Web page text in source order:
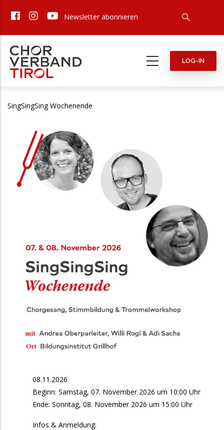
zum
Newsletter abonnieren
LOG-IN
SingSingSing Wochenende
08.11.2026
Beginn: Samstag, 07. November 2026 um 10:00 Uhr
Ende: Sonntag, 08. November 2026 um 15:00 Uhr
Infos & Anmeldung: